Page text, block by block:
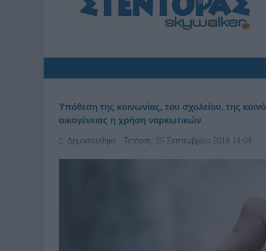
Υπόθεση της κοινωνίας, του σχολείου, της
οικογένειας η χρήση ναρκωτικών
Δημοσιεύθηκε : Τετάρτη, 25 Σεπτεμβρίου 2019 14:04